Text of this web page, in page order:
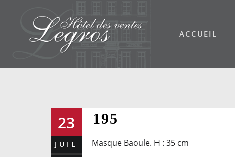
ACCUEIL
23
JUIL
195
Masque Baoule. H : 35 cm